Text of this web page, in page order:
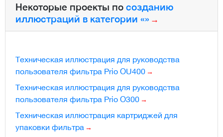
Некоторые проекты по созданию
иллюстраций в категории «»
Техническая иллюстрация для руководства
пользователя фильтра Prio OU400
Техническая иллюстрация для руководства
пользователя фильтра Prio O300
Техническая иллюстрация картриджей для
упаковки фильтра